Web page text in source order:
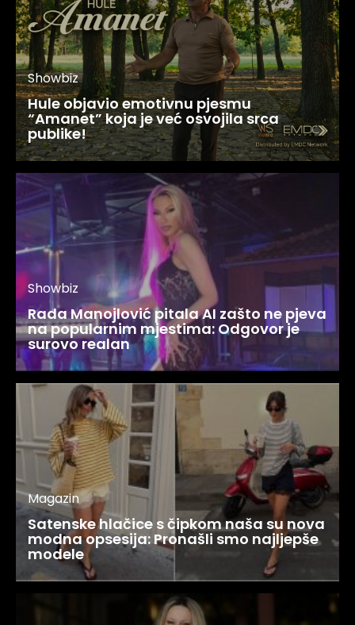
Showbiz
Hule objavio emotivnu pjesmu
“Amanet” koja je već osvojila srca
publike!
Showbiz
Rada Manojlović pitala AI zašto ne pjeva
na popularnim mjestima: Odgovor je
surovo realan
Magazin
Satenske hlačice s čipkom naša su nova
modna opsesija: Pronašli smo najljepše
modele